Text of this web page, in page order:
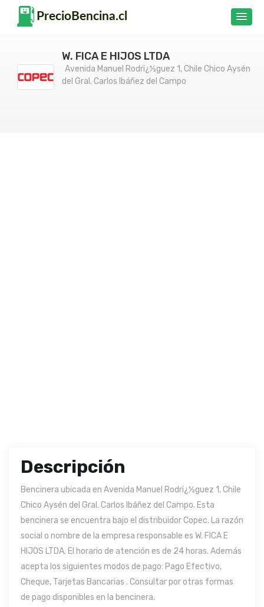
W. FICA E HIJOS LTDA
Avenida Manuel Rodrï¿½guez 1, Chile Chico Aysén
del Gral. Carlos Ibáñez del Campo
Descripción
Bencinera ubicada en Avenida Manuel Rodrï¿½guez 1, Chile
Chico Aysén del Gral. Carlos Ibáñez del Campo. Esta
bencinera se encuentra bajo el distribuidor Copec. La razón
social o nombre de la empresa responsable es W. FICA E
HIJOS LTDA. El horario de atención es de 24 horas. Además
acepta los siguientes modos de pago: Pago Efectivo,
Cheque, Tarjetas Bancarias . Consultar por otras formas
de pago disponibles en la bencinera.